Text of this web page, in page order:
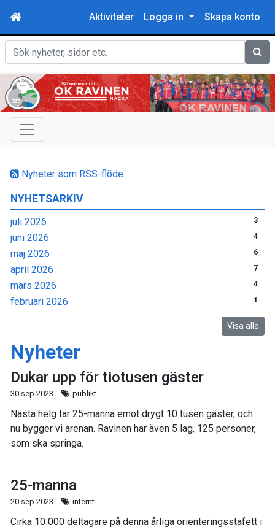
Aktiviteter Logga in Skapa konto
Sök
Nyheter som RSS-flöde
NYHETSARKIV
juli 2026 3
juni 2026 4
maj 2026 6
april 2026 7
mars 2026 4
februari 2026 1
Visa alla
Nyheter
Dukar upp för tiotusen gäster
30 sep 2023 publikt
Nästa helg tar 25-manna emot drygt 10 tusen gäster, och
nu bygger vi arenan. Ravinen har även 5 lag, 125 personer,
som ska springa.
25-manna
20 sep 2023 internt
Cirka 10 000 deltagare på denna årliga orienteringsstafett i